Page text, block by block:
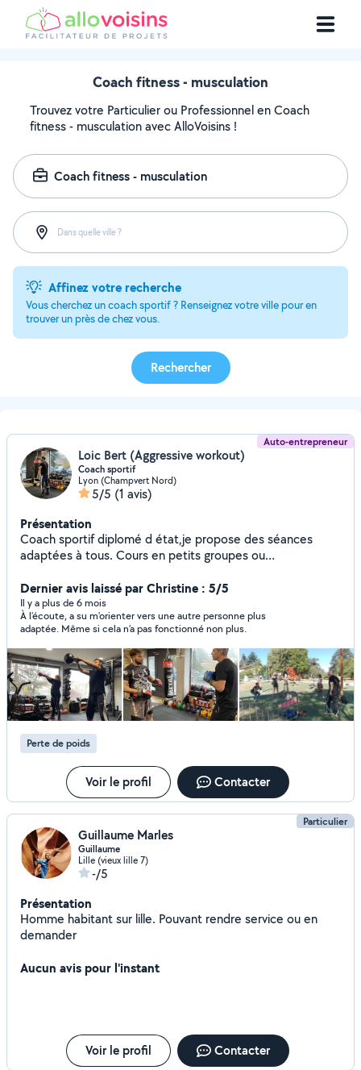
Coach fitness - musculation
Trouvez votre Particulier ou Professionnel en Coach
fitness - musculation avec AlloVoisins !
Coach fitness - musculation
Dans quelle ville ?
Affinez votre recherche
Vous cherchez un coach sportif ? Renseignez votre ville pour en
trouver un près de chez vous.
Rechercher
Auto-entrepreneur
Loic Bert (Aggressive workout)
Coach sportif
Lyon (Champvert Nord)
5/5 (1 avis)
Présentation
Coach sportif diplomé d état,je propose des séances
adaptées à tous. Cours en petits groupes ou
Dernier avis laissé par Christine : 5/5
Il y a plus de 6 mois
À l’écoute, a su m’orienter vers une autre personne plus
adaptée. Même si cela n’a pas fonctionné non plus.
Perte de poids
Voir le profil Contacter
Particulier
Guillaume Marles
Guillaume
Lille (vieux lille 7)
-/5
Présentation
Homme habitant sur lille. Pouvant rendre service ou en
demander
Aucun avis pour l'instant
Voir le profil Contacter